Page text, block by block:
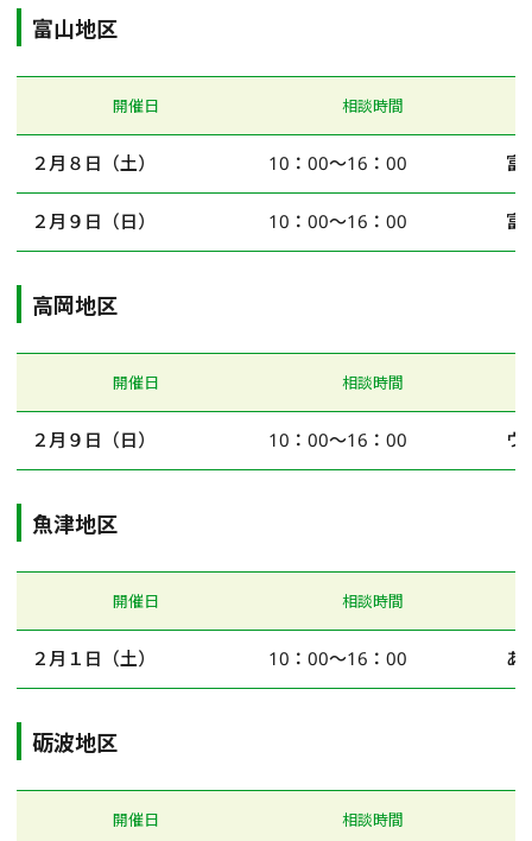
富山地区
開催日 相談時間
２月８日（土） 10：00～16：00 富
２月９日（日） 10：00～16：00 富
高岡地区
開催日 相談時間
２月９日（日） 10：00～16：00 ウ
魚津地区
開催日 相談時間
２月１日（土） 10：00～16：00 あ
砺波地区
開催日 相談時間